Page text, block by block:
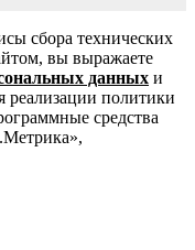
сбора технических
вы выражаете
данных и
политики
средства